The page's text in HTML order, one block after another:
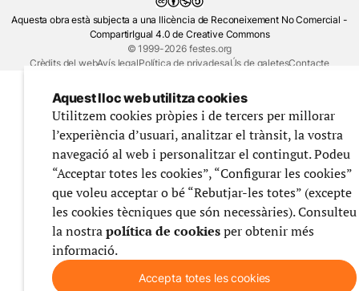
Aquesta obra està subjecta a una llicència de Reconeixement No Comercial -
CompartirIgual 4.0 de Creative Commons
© 1999-2026 festes.org
Crèdits del webAvís legalPolítica de privadesaÚs de galetesContacte
Aquest lloc web utilitza cookies
Utilitzem cookies pròpies i de tercers per millorar
l’experiència d’usuari, analitzar el trànsit, la vostra
navegació al web i personalitzar el contingut. Podeu
“Acceptar totes les cookies”, “Configurar les cookies”
que voleu acceptar o bé “Rebutjar-les totes” (excepte
les cookies tècniques que són necessàries). Consulteu
la nostrapolítica de cookiesper obtenir més
informació.
Accepta totes les cookies